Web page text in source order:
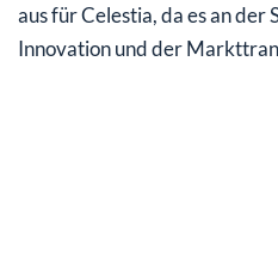
aus für Celestia, da es an der
Innovation und der